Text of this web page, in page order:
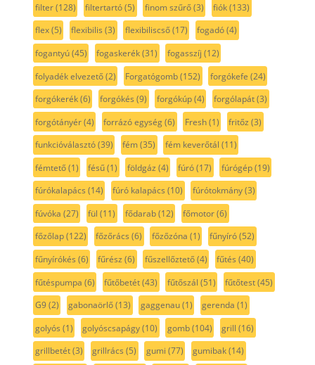
filter(128) filtertartó(5) finom szűrő(3) fiók(133)
flex(5) flexibilis (3) flexibiliscső(17) fogadó(4)
fogantyú(45) fogaskerék(31) fogasszíj (12)
folyadék elvezető(2) Forgatógomb(152) forgókefe (24)
forgókerék(6) forgókés (9) forgókúp(4) forgólapát(3)
forgótányér(4) forrázó egység(6) Fresh(1) fritőz (3)
funkcióválasztó(39) fém(35) fém keverőtál (11)
fémtető(1) fésű(1) földgáz (4) fúró(17) fúrógép(19)
fúrókalapács (14) fúró kalapács (10) fúrótokmány(3)
fúvóka (27) fül (11) fődarab(12) főmotor(6)
főzőlap(122) főzőrács (6) főzőzóna (1) fűnyíró(52)
fűnyírókés (6) fűrész (6) fűszellőztető(4) fűtés (40)
fűtéspumpa (6) fűtőbetét(43) fűtőszál (51) fűtőtest(45)
G9(2) gabonaörlő(13) gaggenau(1) gerenda (1)
golyós (1) golyóscsapágy(10) gomb(104) grill (16)
grillbetét(3) grillrács (5) gumi (77) gumibak(14)